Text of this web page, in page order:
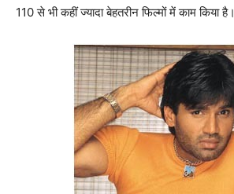
110 से भी कहीं ज्यादा बेहतरीन फिल्मों में काम किया है।